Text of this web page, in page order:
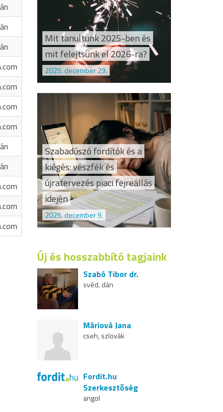
Mit tanultunk 2025-ben és
mit felejtsünk el 2026-ra?
2025. december 29.
Szabadúszó fordítók és a
kiégés: vészfék és
újratervezés piaci fejreállás
idején
2025. december 9.
Új és hosszabbító tagjaink
Szabó Tibor dr.
svéd, dán
Máriová Jana
cseh, szlovák
Fordit.hu
Szerkesztőség
angol